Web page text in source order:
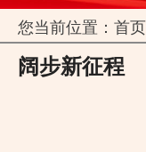
您当前位置： 首页
阔步新征程